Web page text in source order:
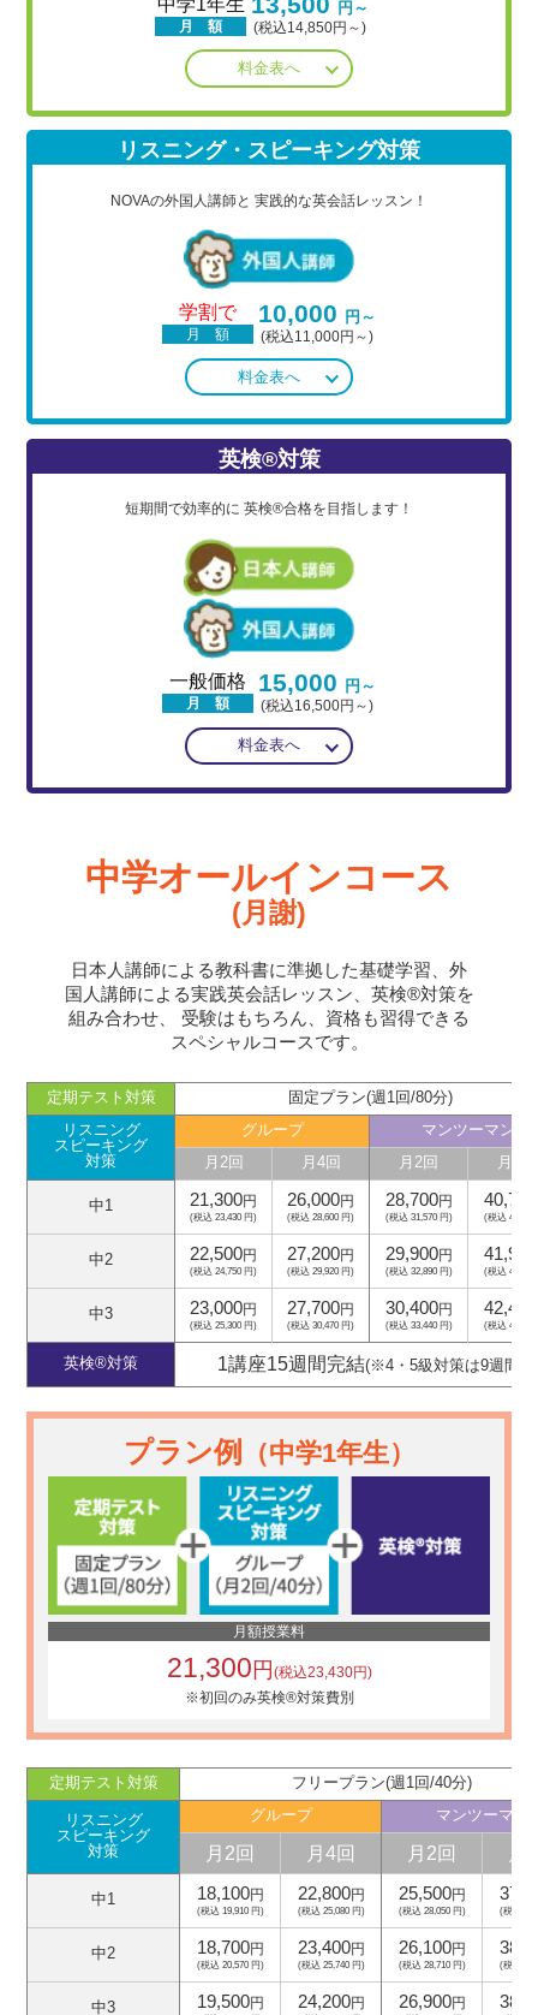
月 額
円～
(税込14,850円～)
料金表へ
リスニング・スピーキング対策
NOVAの外国人講師と 実践的な英会話レッスン！
学割で
月 額
10,000 円～
(税込11,000円～)
料金表へ
英検®対策
短期間で効率的に 英検®合格を目指します！
一般価格
月 額
15,000 円～
(税込16,500円～)
料金表へ
中学オールインコース
(月謝)
日本人講師による教科書に準拠した基礎学習、外
国人講師による実践英会話レッスン、英検®対策を
組み合わせ、
受験はもちろん、資格も習得できる
スペシャルコースです。
定期テスト対策
固定プラン(週1回/80分)
リスニング
スピーキング
対策
グループ
マンツーマン
月2回
月4回 月2回 月4回
中1 21,300円
(税込 23,430 円)
26,000円
(税込 28,600 円)
28,700円
(税込 31,570 円)
40,700
(税込 44,770
中2 22,500円
(税込 24,750 円)
27,200円
(税込 29,920 円)
29,900円
(税込 32,890 円)
41,900
(税込 46,090
中3 23,000円
(税込 25,300 円)
27,700円
(税込 30,470 円)
30,400円
(税込 33,440 円)
42,400
(税込 46,640
英検®対策 1講座15週間完結(※4・5級対策は9週間)
プラン例 （中学1年生）
月額授業料
21,300円(税込23,430円)
※初回のみ英検®対策費別
定期テスト対策 フリープラン(週1回/40分)
リスニング
スピーキング
対策
グループ マンツーマン
月2回 月4回 月2回
中1 18,100円
(税込 19,910 円)
22,800円
(税込 25,080 円)
25,500円
(税込 28,050 円) (税込
中2 18,700円
(税込 20,570 円)
23,400円
(税込 25,740 円)
26,100円
(税込 28,710 円) (税込
中3 19,500円 24,200円 26,900円